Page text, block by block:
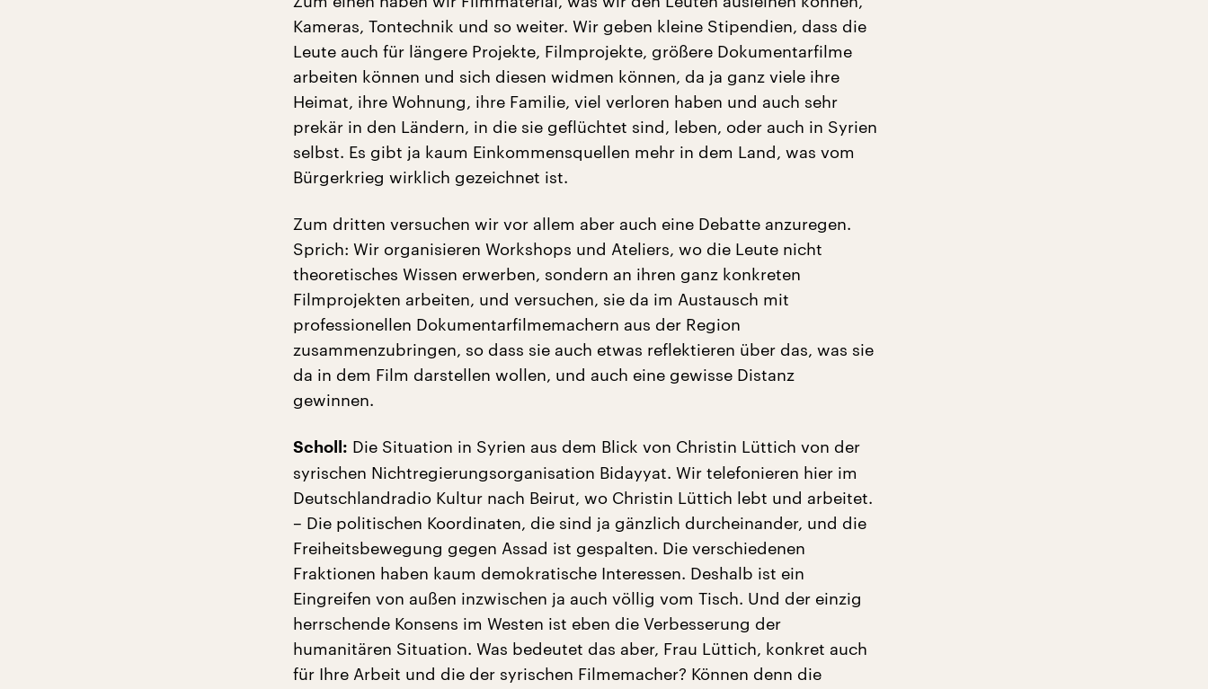
Kameras, Tontechnik und so weiter. Wir geben kleine Stipendien, dass die
Leute auch für längere Projekte, Filmprojekte, größere Dokumentarfilme
arbeiten können und sich diesen widmen können, da ja ganz viele ihre
Heimat, ihre Wohnung, ihre Familie, viel verloren haben und auch sehr
prekär in den Ländern, in die sie geflüchtet sind, leben, oder auch in Syrien
selbst. Es gibt ja kaum Einkommensquellen mehr in dem Land, was vom
Bürgerkrieg wirklich gezeichnet ist.
Zum dritten versuchen wir vor allem aber auch eine Debatte anzuregen.
Sprich: Wir organisieren Workshops und Ateliers, wo die Leute nicht
theoretisches Wissen erwerben, sondern an ihren ganz konkreten
Filmprojekten arbeiten, und versuchen, sie da im Austausch mit
professionellen Dokumentarfilmemachern aus der Region
zusammenzubringen, so dass sie auch etwas reflektieren über das, was sie
da in dem Film darstellen wollen, und auch eine gewisse Distanz
gewinnen.
Scholl: Die Situation in Syrien aus dem Blick von Christin Lüttich von der
syrischen Nichtregierungsorganisation Bidayyat. Wir telefonieren hier im
Deutschlandradio Kultur nach Beirut, wo Christin Lüttich lebt und arbeitet.
– Die politischen Koordinaten, die sind ja gänzlich durcheinander, und die
Freiheitsbewegung gegen Assad ist gespalten. Die verschiedenen
Fraktionen haben kaum demokratische Interessen. Deshalb ist ein
Eingreifen von außen inzwischen ja auch völlig vom Tisch. Und der einzig
herrschende Konsens im Westen ist eben die Verbesserung der
humanitären Situation. Was bedeutet das aber, Frau Lüttich, konkret auch
für Ihre Arbeit und die der syrischen Filmemacher? Können denn die